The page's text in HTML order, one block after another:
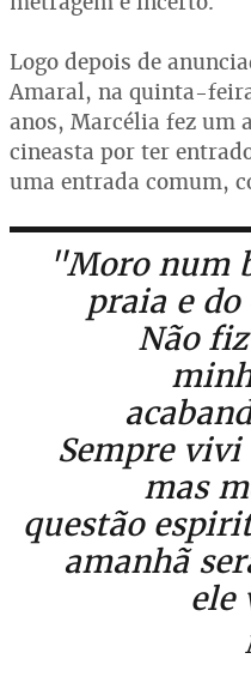
Logo depois de
Amaral, na quinta-
anos, Marcélia fez um
cineasta por ter
uma entrada comum,
"Moro num
praia e do
Não
Sempre vivi
mas
questão
amanhã
ele